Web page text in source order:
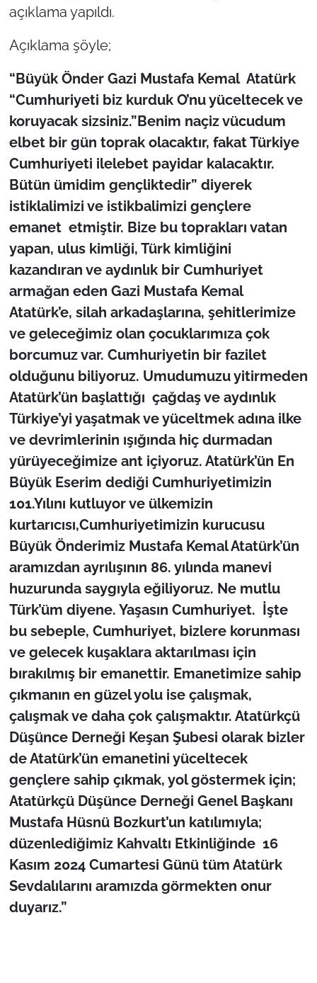
açıklama yapıldı.
Açıklama şöyle;
“Büyük Önder Gazi Mustafa Kemal Atatürk
“Cumhuriyeti biz kurduk O’nu yüceltecek ve
koruyacak sizsiniz.”Benim naçiz vücudum
elbet bir gün toprak olacaktır, fakat Türkiye
Cumhuriyeti ilelebet payidar kalacaktır.
Bütün ümidim gençliktedir” diyerek
istiklalimizi ve istikbalimizi gençlere
emanet etmiştir. Bize bu toprakları vatan
yapan, ulus kimliği, Türk kimliğini
kazandıran ve aydınlık bir Cumhuriyet
armağan eden Gazi Mustafa Kemal
Atatürk’e, silah arkadaşlarına, şehitlerimize
ve geleceğimiz olan çocuklarımıza çok
borcumuz var. Cumhuriyetin bir fazilet
olduğunu biliyoruz. Umudumuzu yitirmeden
Atatürk’ün başlattığı çağdaş ve aydınlık
Türkiye’yi yaşatmak ve yüceltmek adına ilke
ve devrimlerinin ışığında hiç durmadan
yürüyeceğimize ant içiyoruz. Atatürk’ün En
Büyük Eserim dediği Cumhuriyetimizin
101.Yılını kutluyor ve ülkemizin
kurtarıcısı,Cumhuriyetimizin kurucusu
Büyük Önderimiz Mustafa Kemal Atatürk’ün
aramızdan ayrılışının 86. yılında manevi
huzurunda saygıyla eğiliyoruz. Ne mutlu
Türk’üm diyene. Yaşasın Cumhuriyet. İşte
bu sebeple, Cumhuriyet, bizlere korunması
ve gelecek kuşaklara aktarılması için
bırakılmış bir emanettir. Emanetimize sahip
çıkmanın en güzel yolu ise çalışmak,
çalışmak ve daha çok çalışmaktır. Atatürkçü
Düşünce Derneği Keşan Şubesi olarak bizler
de Atatürk’ün emanetini yüceltecek
gençlere sahip çıkmak, yol göstermek için;
Atatürkçü Düşünce Derneği Genel Başkanı
Mustafa Hüsnü Bozkurt’un katılımıyla;
düzenlediğimiz Kahvaltı Etkinliğinde 16
Kasım 2024 Cumartesi Günü tüm Atatürk
Sevdalılarını aramızda görmekten onur
duyarız.”
Bölge
Güvenlik
Genel
Politika
Flaş Haber
Magazin
İş Dünyası
Bilim Teknoloji
English News
Canlı Maç
Finans
Genel-A
Gündem-Eğitim